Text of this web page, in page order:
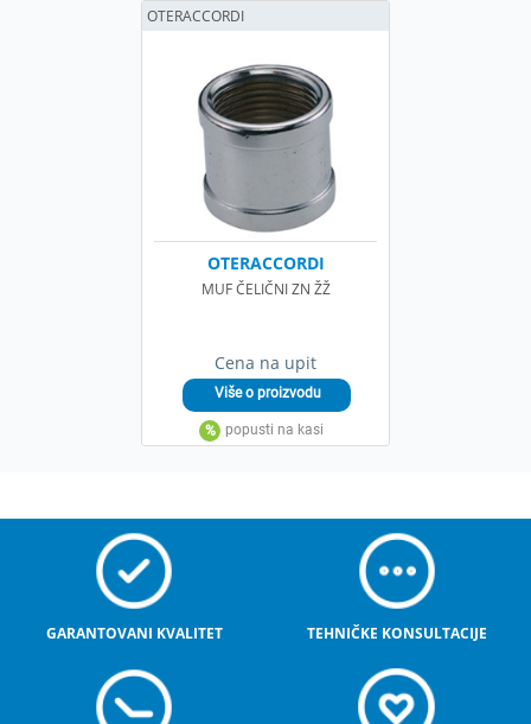
Cena na upit
OTERACCORDI
MUF ČELIČNI ZN ŽŽ
OTERACCORDI
GARANTOVANI KVALITET TEHNIČKE KONSULTACIJE